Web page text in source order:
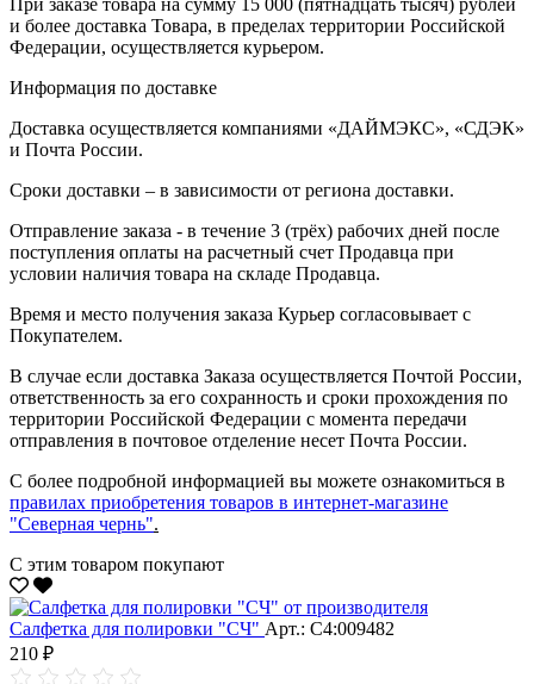
и более доставка Товара, в пределах территории Российской
Федерации, осуществляется курьером.
Информация по доставке
Доставка осуществляется компаниями «ДАЙМЭКС», «СДЭК»
и Почта России.
Сроки доставки – в зависимости от региона доставки.
Отправление заказа - в течение 3 (трёх) рабочих дней после
поступления оплаты на расчетный счет Продавца при
условии наличия товара на складе Продавца.
Время и место получения заказа Курьер согласовывает с
Покупателем.
В случае если доставка Заказа осуществляется Почтой России,
ответственность за его сохранность и сроки прохождения по
территории Российской Федерации с момента передачи
отправления в почтовое отделение несет Почта России.
С более подробной информацией вы можете ознакомиться в
правилах приобретения товаров в интернет-магазине
"Северная чернь".
С этим товаром покупают
Салфетка для полировки "CЧ" Арт.: С4:009482
210 ₽